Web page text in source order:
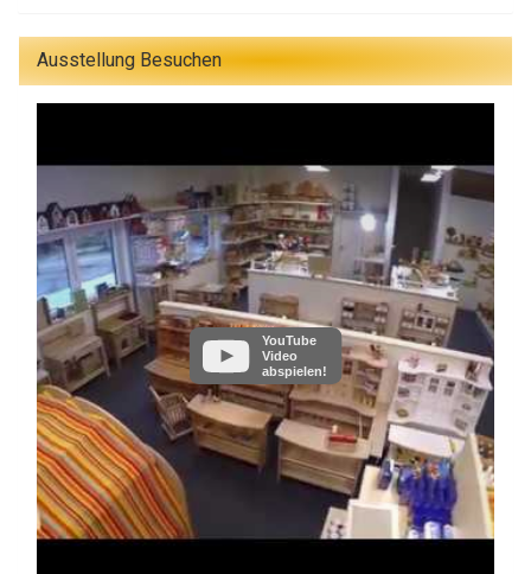
Ausstellung Besuchen
YouTube
Video
abspielen!